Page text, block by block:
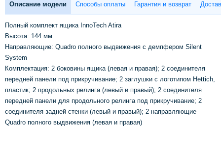
Описание модели Способы оплаты Гарантия и возврат
Полный комплект ящика InnoTech Atira
Высота: 144 мм
Направляющие: Quadro полного выдвижения с демпфером Silent
System
Комплектация: 2 боковины ящика (левая и правая); 2 соединителя
передней панели под прикручивание; 2 заглушки с логотипом Hettich,
пластик; 2 продольных релинга (левый и правый); 2 соединителя
передней панели для продольного релинга под прикручивание; 2
соединителя задней стенки (левый и правый); 2 направляющие
Quadro полного выдвижения (левая и правая)